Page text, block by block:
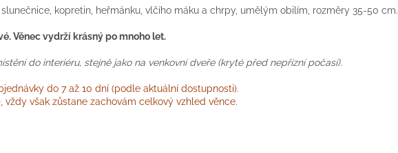
kopretin, heřmánku, vlčího máku a chrpy, umělým obilím, rozměry 35-50 cm.
Věnec vydrží krásný po mnoho let.
do interiéru, stejně jako na venkovní dveře (kryté před nepřízní počasí).
do 7 až 10 dní (podle aktuální dostupnosti).
však zůstane zachovám celkový vzhled věnce.